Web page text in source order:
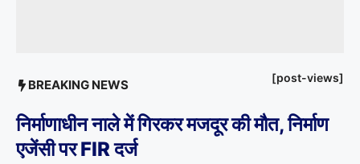
BREAKING NEWS [post-views]
निर्माणाधीन नाले में गिरकर मजदूर की मौत, निर्माण
एजेंसी पर FIR दर्ज